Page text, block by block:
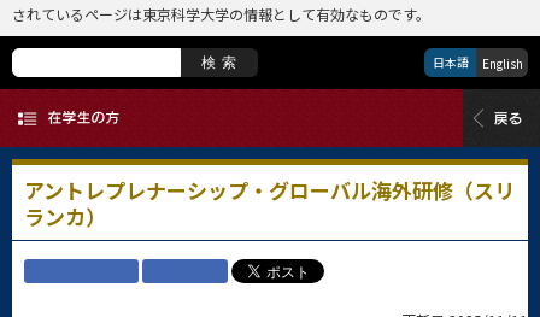
されているページは東京科学大学の情報として有効なものです。
検索 日本語 English
アントレプレナーシップ・グローバル海外研修（スリ
ランカ）